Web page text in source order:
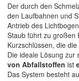
Der durch den
den Laufbahnen und
Antrieb des
Staub führt zu großen
Kurzschlüssen, die
Die ideale Lösung zur
von Abfallstoffen ist
Das System besteht